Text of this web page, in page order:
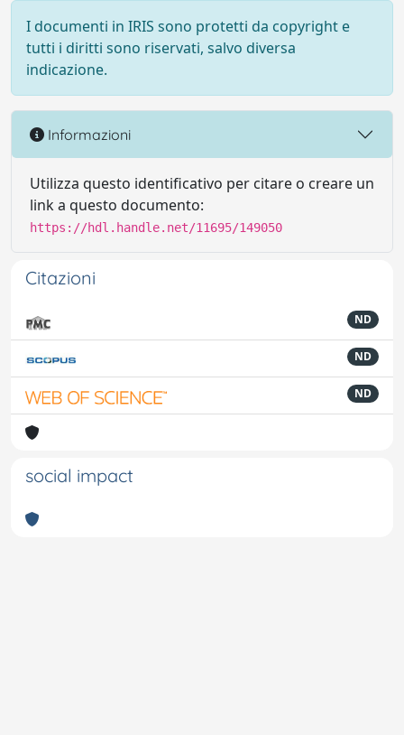
I documenti in IRIS sono protetti da copyright e
tutti i diritti sono riservati, salvo diversa
indicazione.
Informazioni
Utilizza questo identificativo per citare o creare un
link a questo documento:
https://hdl.handle.net/11695/149050
Citazioni
ND
ND
ND
social impact